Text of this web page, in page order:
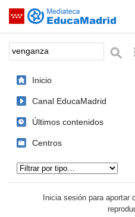
Saltar navegación
Palabra o frase:
Inicio
Canal EducaMadrid
Últimos contenidos
Centros
Inicia sesión para aportar